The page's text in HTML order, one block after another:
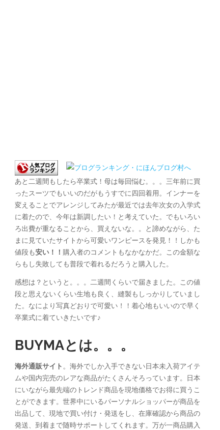
あと二週間もしたら卒業式！母は毎回悩む。。。三年前に買
ったスーツでもいいのだがもうすでに四回着用。インナーを
変えることでアレンジしてみたが最近では去年次女の入学式
に着たので、今年は新調したい！と考えていた。でもいろい
ろ出費が重なることから、買えないな。。と諦めながら、た
まに見ていたサイトから可愛いワンピースを発見！！しかも
値段も安い！！ 購入者のコメントもなかなかだ。この金額な
らもし失敗しても普段で着れるだろうと購入した。
感想は？というと。。。二週間くらいで届きました。この値
段と思えないくらい生地も良く、縫製もしっかりしていまし
た。なにより写真どおりで可愛い！！着心地もいいので早く
卒業式に着ていきたいです♪
BUYMAとは。。。
海外通販サイト 。海外でしか入手できない日本未入荷アイテ
ムや国内完売のレアな商品がたくさんそろっています。日本
にいながら最先端のトレンド商品を現地価格でお得に買うこ
とができます。世界中にいるパーソナルショッパーが商品を
出品して、現地で買い付け・発送をし、在庫確認から商品の
発送、到着まで随時サポートしてくれます。万が一商品購入